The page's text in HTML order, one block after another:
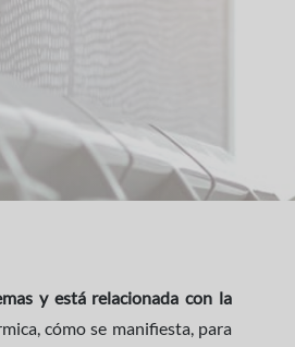
y está relacionada con la
cómo se manifiesta, para